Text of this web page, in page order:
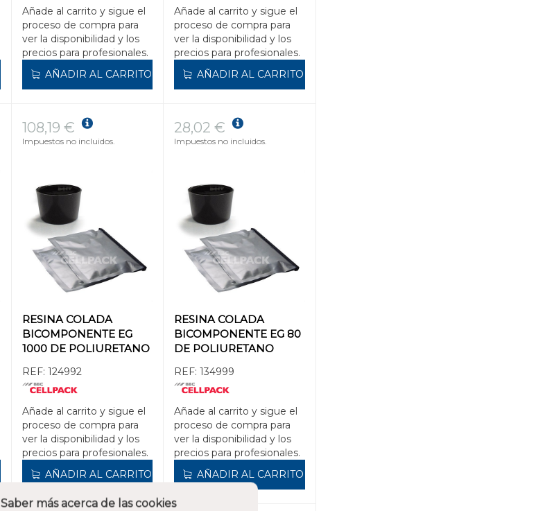
Saber más acerca de las cookies
Añade al carrito y sigue el
proceso de compra para
ver la disponibilidad y los
precios para profesionales.
AÑADIR AL CARRITO
Añade al carrito y sigue el
proceso de compra para
ver la disponibilidad y los
precios para profesionales.
AÑADIR AL CARRITO
RESINA COLADA
BICOMPONENTE EG
1000 DE POLIURETANO
REF: 124992
Añade al carrito y sigue el
proceso de compra para
ver la disponibilidad y los
precios para profesionales.
108,19 €
Impuestos no incluidos.
AÑADIR AL CARRITO
RESINA COLADA
BICOMPONENTE EG 80
DE POLIURETANO
REF:134999
Añade al carrito y sigue el
proceso de compra para
ver la disponibilidad y los
precios para profesionales.
28,02 €
Impuestos no incluidos.
AÑADIR AL CARRITO